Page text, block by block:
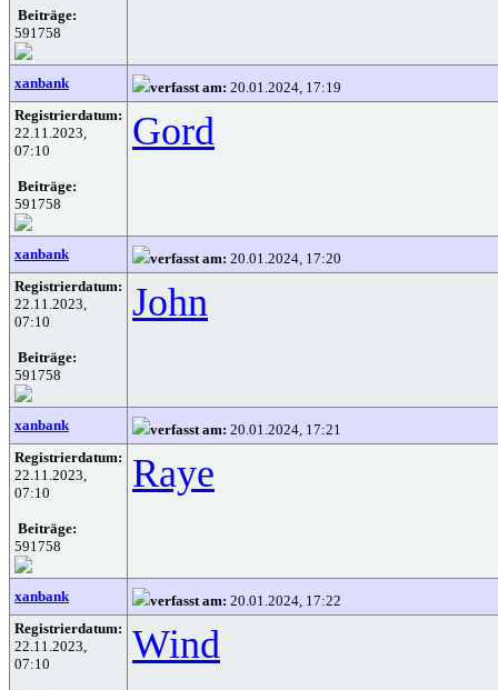
Beiträge:
591758
xanbank verfasst am: 20.01.2024, 17:19
Registrierdatum:
22.11.2023,
07:10
Beiträge:
591758
Gord
xanbank verfasst am: 20.01.2024, 17:20
Registrierdatum:
22.11.2023,
07:10
Beiträge:
591758
John
xanbank verfasst am: 20.01.2024, 17:21
Registrierdatum:
22.11.2023,
07:10
Beiträge:
591758
Raye
xanbank verfasst am: 20.01.2024, 17:22
Registrierdatum:
22.11.2023,
07:10
Wind